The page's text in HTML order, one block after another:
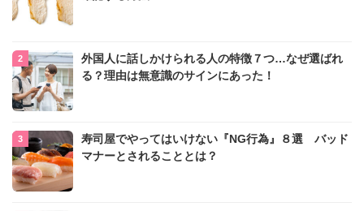
外国人に話しかけられる人の特徴７つ…なぜ選ばれ
る？理由は無意識のサインにあった！
寿司屋でやってはいけない『NG行為』８選 バッド
マナーとされることとは？